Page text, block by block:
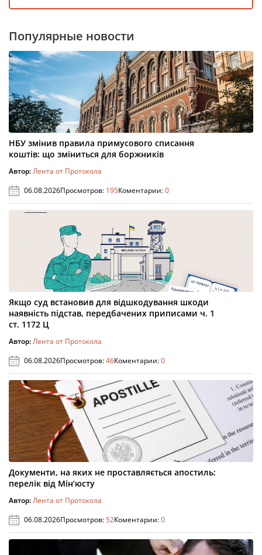
Популярные новости
НБУ змінив правила примусового списання
коштів: що зміниться для боржників
Автор:Лента от Протокола
06.08.2026Просмотров: 195Коментарии:0
Якщо суд встановив для відшкодування шкоди
наявність підстав, передбачених приписами ч. 1
ст. 1172 Ц
Автор:Лента от Протокола
06.08.2026Просмотров:46Коментарии:0
Документи, на яких не проставляється апостиль:
перелік від Мін’юсту
Автор:Лента от Протокола
06.08.2026Просмотров:52Коментарии:0